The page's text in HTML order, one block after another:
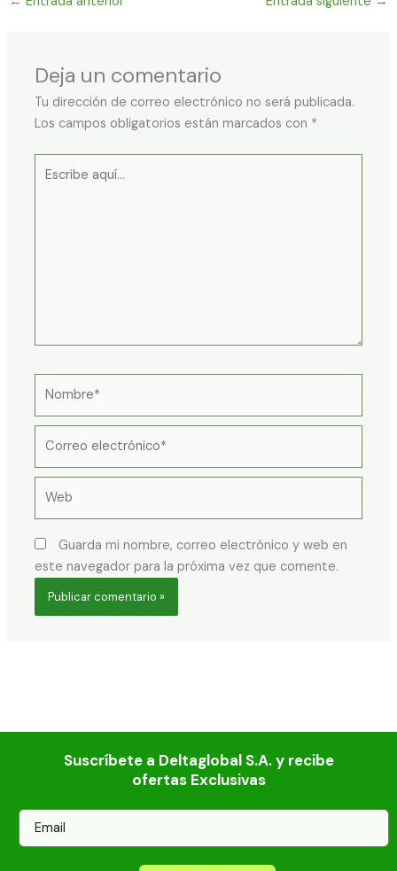
Deja un comentario
Tu dirección de correo electrónico no será publicada.
Los campos obligatorios están marcados con *
electrónico*
Guarda mi nombre, correo electrónico y web en
este navegador para la próxima vez que comente.
Suscríbete a Deltaglobal S.A. y recibe
ofertas Exclusivas
E
m